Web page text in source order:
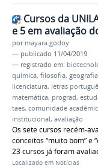
Cursos da
e 5 em avaliação
por mayara.godoy
— publicado 11/04/2019
— registrado em:
química, filosofia,
licenciatura, letras
matemática, prograd,
taes, comunidade
institucional, avaliação
Os sete cursos recém-
conceitos “muito bom” e
23 cursos já foram
Localizado em Notícias